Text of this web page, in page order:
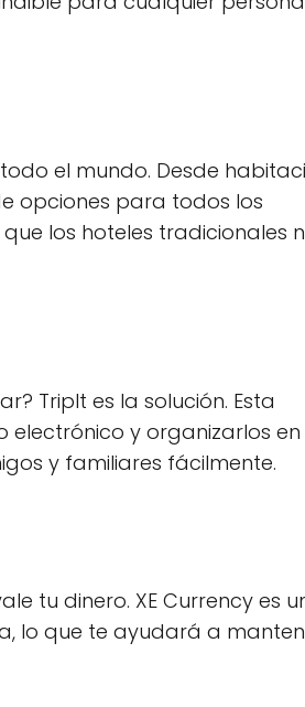
el mundo. Desde
opciones para todos los
los hoteles tradicionales
TripIt es la solución. Esta
y organizarlos en
y familiares fácilmente.
tu dinero. XE Currency es
lo que te ayudará a